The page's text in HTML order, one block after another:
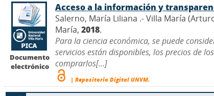
Documento
electrónico
Acceso a la información y
Salerno, María Liliana .- Villa María
María, 2018.
Para la ciencia económica, se puede
servicios están disponibles, los precios de
comprarlos[...]
| Repositorio Digital UNVM.